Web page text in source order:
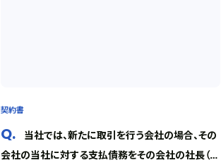
契約書
当社では、新たに取引を行う会社の場合、その
会社の当社に対する支払債務をその会社の社長（代